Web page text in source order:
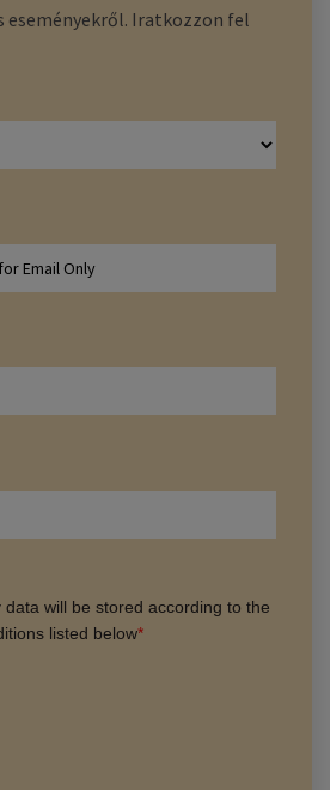
eseményekről. Iratkozzon fel
data will be stored according to the
listed below*